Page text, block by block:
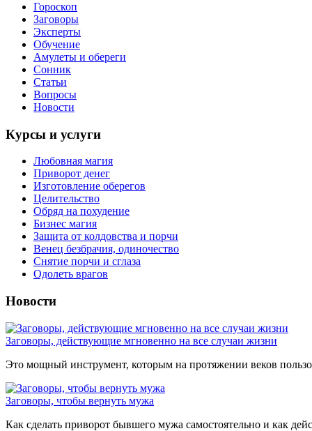
Гороскоп
Заговоры
Эксперты
Обучение
Амулеты и обереги
Сонник
Статьи
Вопросы
Новости
Курсы и услуги
Любовная магия
Приворот денег
Изготовление оберегов
Целительство
Обряд на похудение
Бизнес магия
Защита от колдовства и порчи
Венец безбрачия, одиночество
Снятие порчи и сглаза
Одолеть врагов
Новости
Заговоры, действующие мгновенно на все случаи жизни
Это мощный инструмент, которым на протяжении веков
Заговоры, чтобы вернуть мужа
Как сделать приворот бывшего мужа самостоятельно и как